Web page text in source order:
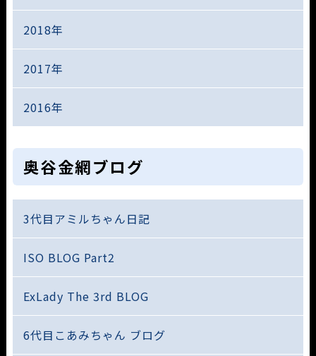
2018年
2017年
2016年
奥谷金網ブログ
3代目アミルちゃん日記
ISO BLOG Part2
ExLady The 3rd BLOG
6代目こあみちゃん ブログ